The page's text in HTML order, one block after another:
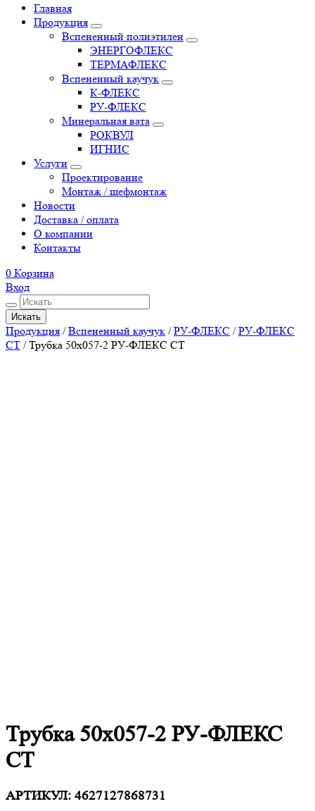
Главная
Продукция
Вспененный полиэтилен
ЭНЕРГОФЛЕКС
ТЕРМАФЛЕКС
Вспененный каучук
К-ФЛЕКС
РУ-ФЛЕКС
Минеральная вата
РОКВУЛ
ИГНИС
Услуги
Проектирование
Монтаж / шефмонтаж
Новости
Доставка / оплата
О компании
Контакты
0 Корзина
Вход
Искать
Продукция /Вспененный каучук /РУ-ФЛЕКС /РУ-ФЛЕКС
СТ /Трубка 50х057-2 РУ-ФЛЕКС СТ
Трубка 50х057-2 РУ-ФЛЕКС
СТ
АРТИКУЛ: 4627127868731